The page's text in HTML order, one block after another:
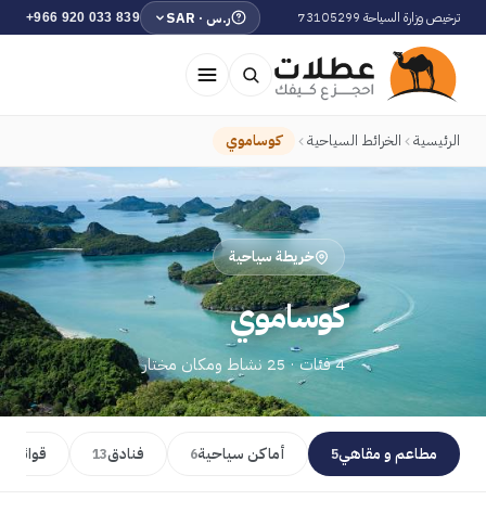
ترخيص وزارة السياحة 73105299 ر.س · SAR +966 920 033 839
الرئيسية الخرائط السياحية كوساموي
خريطة سياحية
كوساموي
4 فئات · 25 نشاط ومكان مختار
مطاعم و مقاهي5 أماكن سياحية6 فنادق13 قوائم